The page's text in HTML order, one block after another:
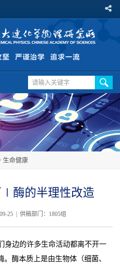
生命健康
∣酶的半理性改造
25 | 供稿部门：1805组
身边的许多生命活动都离不开一
酶本质上是由生物体（细菌、